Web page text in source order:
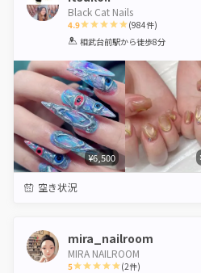
Black Cat Nails
4.9
1 2 3 4 5
(984件)
相武台前駅から徒歩8分
¥6,500
空き状況
mira_nailroom
MIRA NAILROOM
5 (2件)